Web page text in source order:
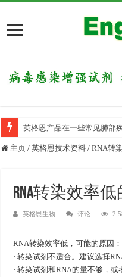
英格恩产品在一些常见肺部
主页 / 英格恩技术资料 / RNA转染
RNA转染效率
英格恩生物 评论
RNA转染效率低，可能的原因：
· 转染试剂不适合。建议选择
· 转染试剂和RNA的量不够，